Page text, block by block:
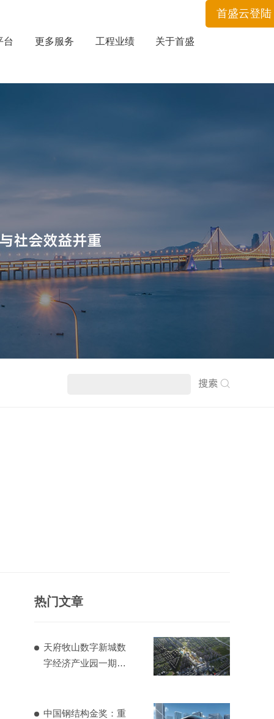
台 更多服务 工程业绩 关于首盛
首盛云登陆
热门文章
天府牧山数字新城数
字经济产业园一期造
中国钢结构金奖：重